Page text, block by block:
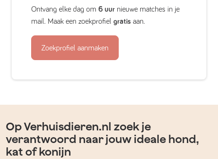
Ontvang elke dag om 6 uur nieuwe matches in je
mail. Maak een zoekprofiel gratis aan.
Zoekprofiel aanmaken
Op Verhuisdieren.nl zoek je
verantwoord naar jouw ideale hond,
kat of konijn